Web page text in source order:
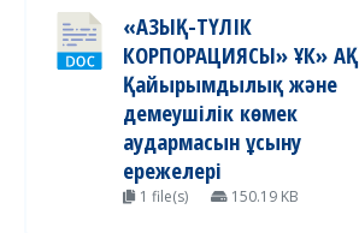
«АЗЫҚ-ТҮЛІК
КОРПОРАЦИЯСЫ» ҰК» АҚ
Қайырымдылық және
демеушілік көмек
аудармасын ұсыну
ережелері
1 file(s) 150.19 KB